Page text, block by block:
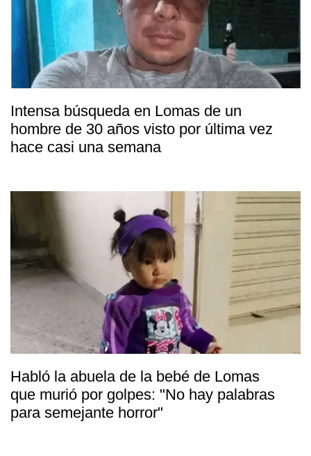
Intensa búsqueda en Lomas de un
hombre de 30 años visto por última vez
hace casi una semana
Habló la abuela de la bebé de Lomas
que murió por golpes: "No hay palabras
para semejante horror"